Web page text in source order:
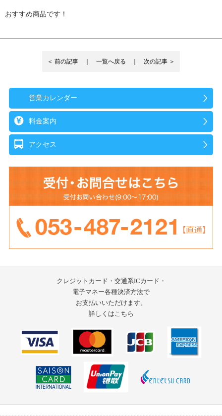
おすすめ商品です！
＜ 前の記事 ｜ 一覧へ戻る ｜ 次の記事 ＞
営業カレンダー
料金案内
アクセス
クレジットカード・交通系ICカード・
電子マネー各種決済方法で
お支払いいただけます。
詳しくはこちら